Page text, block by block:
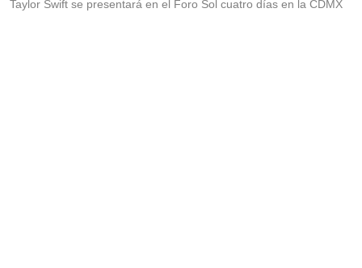
Taylor Swift se presentará en el Foro Sol cuatro días en la CDMX